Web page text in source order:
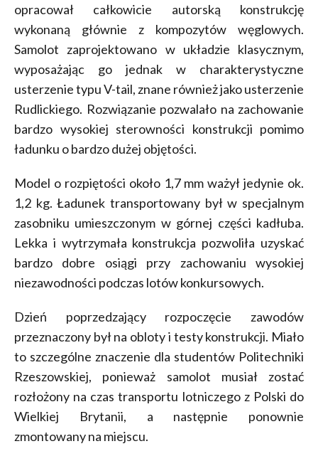
opracował całkowicie autorską konstrukcję
wykonaną głównie z kompozytów węglowych.
Samolot zaprojektowano w układzie klasycznym,
wyposażając go jednak w charakterystyczne
usterzenie typu V-tail, znane również jako usterzenie
Rudlickiego. Rozwiązanie pozwalało na zachowanie
bardzo wysokiej sterowności konstrukcji pomimo
ładunku o bardzo dużej objętości.
Model o rozpiętości około 1,7 mm ważył jedynie ok.
1,2 kg. Ładunek transportowany był w specjalnym
zasobniku umieszczonym w górnej części kadłuba.
Lekka i wytrzymała konstrukcja pozwoliła uzyskać
bardzo dobre osiągi przy zachowaniu wysokiej
niezawodności podczas lotów konkursowych.
Dzień poprzedzający rozpoczęcie zawodów
przeznaczony był na obloty i testy konstrukcji. Miało
to szczególne znaczenie dla studentów Politechniki
Rzeszowskiej, ponieważ samolot musiał zostać
rozłożony na czas transportu lotniczego z Polski do
Wielkiej Brytanii, a następnie ponownie
zmontowany na miejscu.